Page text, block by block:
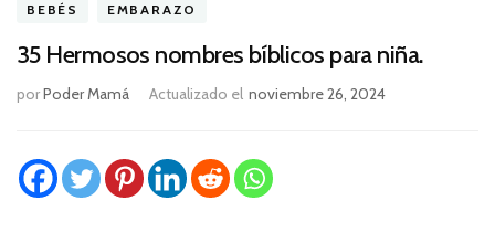
BEBÉS EMBARAZO
35 Hermosos nombres bíblicos para niña.
porPoder Mamá Actualizado el noviembre 26, 2024